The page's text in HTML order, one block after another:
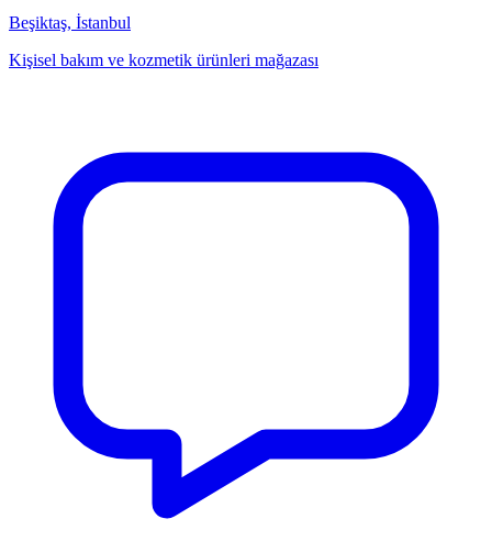
Beşiktaş, İstanbul
Kişisel bakım ve kozmetik ürünleri mağazası